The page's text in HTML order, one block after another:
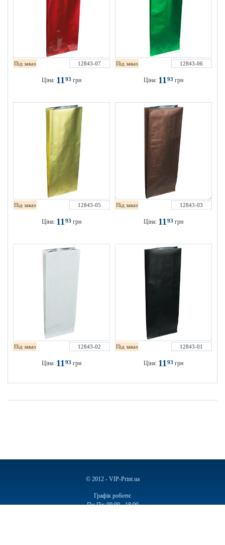
Під заказ 12843-07
Ціна: 1193 грн
Під заказ 12843-06
Ціна: 1193 грн
Під заказ 12843-05
Ціна: 1193 грн
Під заказ 12843-03
Ціна: 1193 грн
Під заказ 12843-02
Ціна: 1193 грн
Під заказ 12843-01
Ціна: 1193 грн
© 2012 - VIP-Print.ua
Графік роботи:
Пн-Пт: 09:00 - 18:00